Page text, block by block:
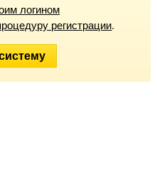
логином
регистрации.